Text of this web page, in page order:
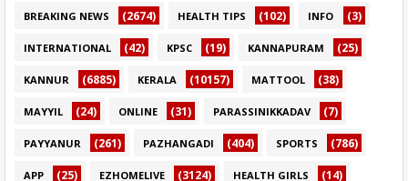
BREAKING NEWS (2674) HEALTH TIPS (102) INFO (3)
INTERNATIONAL (42) KPSC (19) KANNAPURAM (25)
KANNUR (6885) KERALA (10157) MATTOOL (38)
MAYYIL (24) ONLINE (31) PARASSINIKKADAV (7)
PAYYANUR (261) PAZHANGADI (404) SPORTS (786)
APP (25) EZHOMELIVE (3124) HEALTH GIRLS (14)